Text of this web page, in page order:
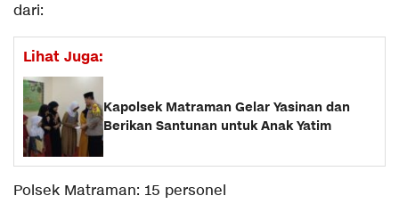
dari:
Lihat Juga:
Kapolsek Matraman Gelar Yasinan dan
Berikan Santunan untuk Anak Yatim
Polsek Matraman: 15 personel